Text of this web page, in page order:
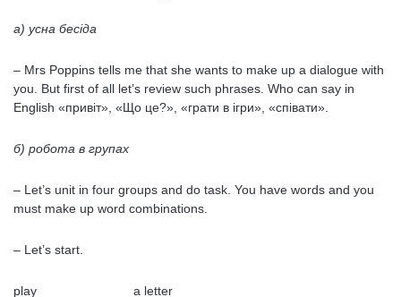
а) усна бесіда
– Mrs Poppins tells me that she wants to make up a dialogue with
you. But first of all let’s review such phrases. Who can say in
English «привіт», «Що це?», «грати в ігри», «співати».
б) робота в групах
– Let’s unit in four groups and do task. You have words and you
must make up word combinations.
– Let’s start.
play a letter